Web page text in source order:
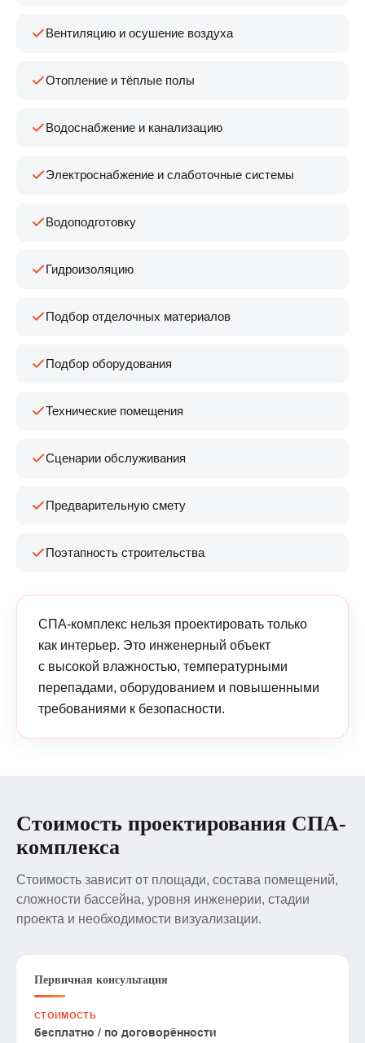
Вентиляцию и осушение воздуха
Отопление и тёплые полы
Водоснабжение и канализацию
Электроснабжение и слаботочные системы
Водоподготовку
Гидроизоляцию
Подбор отделочных материалов
Подбор оборудования
Технические помещения
Сценарии обслуживания
Предварительную смету
Поэтапность строительства
СПА-комплекс нельзя проектировать только
как интерьер. Это инженерный объект
с высокой влажностью, температурными
перепадами, оборудованием и повышенными
требованиями к безопасности.
Стоимость проектирования СПА-
комплекса
Стоимость зависит от площади, состава помещений,
сложности бассейна, уровня инженерии, стадии
проекта и необходимости визуализации.
Первичная консультация
бесплатно / по договорённости